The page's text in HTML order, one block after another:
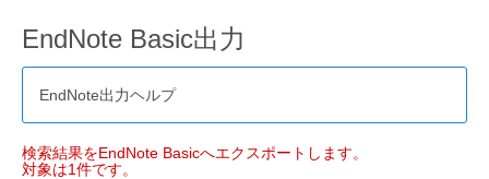
EndNote Basic出力
EndNote出力ヘルプ
検索結果をEndNote Basicへエクスポートします。
対象は1件です。